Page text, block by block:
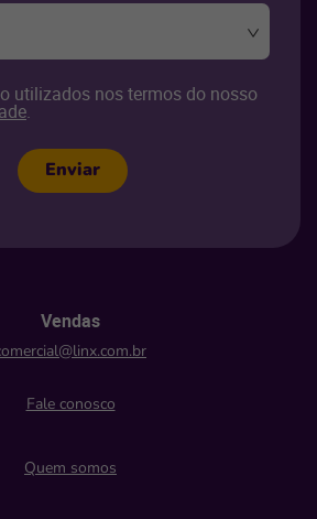
utilizados nos termos do nosso
.
Enviar
Vendas
Fale conosco
Quem somos